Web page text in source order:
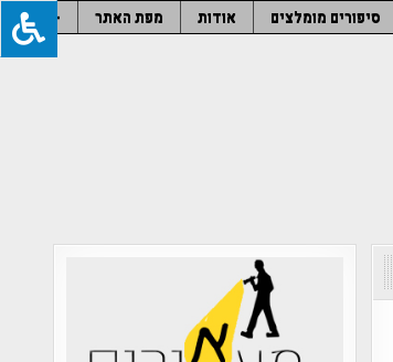
סיפורים מומלצים אודות מפת האתר –